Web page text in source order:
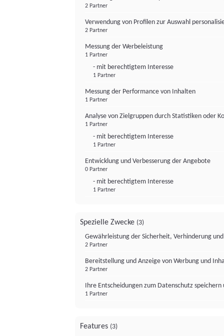
2 Partner
Verwendung von Profilen zur Auswahl
2 Partner
Messung der Werbeleistung
1 Partner
- mit berechtigtem Interesse
1 Partner
Messung der Performance von Inhalten
1 Partner
Analyse von Zielgruppen durch Statistiken oder
1 Partner
- mit berechtigtem Interesse
1 Partner
Entwicklung und Verbesserung der Angebote
0 Partner
- mit berechtigtem Interesse
1 Partner
Spezielle Zwecke (3)
Gewährleistung der Sicherheit, Verhinderung
2 Partner
Bereitstellung und Anzeige von Werbung und
2 Partner
Ihre Entscheidungen zum Datenschutz
1 Partner
Features (3)